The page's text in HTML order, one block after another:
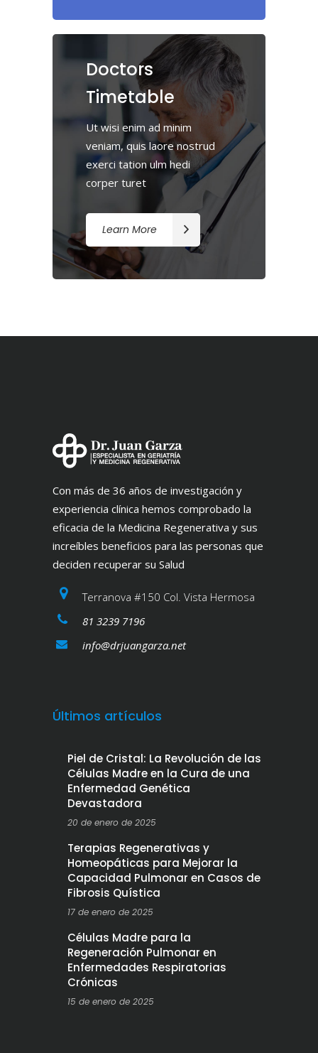
Doctors
Timetable
Ut wisi enim ad minim
veniam, quis laore nostrud
exerci tation ulm hedi
corper turet
Learn More
Con más de 36 años de investigación y
experiencia clínica hemos comprobado la
eficacia de la Medicina Regenerativa y sus
increíbles beneficios para las personas que
deciden recuperar su Salud
Terranova #150 Col. Vista Hermosa
81 3239 7196
info@drjuangarza.net
Últimos artículos
Piel de Cristal: La Revolución de las
Células Madre en la Cura de una
Enfermedad Genética
Devastadora
20 de enero de 2025
Terapias Regenerativas y
Homeopáticas para Mejorar la
Capacidad Pulmonar en Casos de
Fibrosis Quística
17 de enero de 2025
Células Madre para la
Regeneración Pulmonar en
Enfermedades Respiratorias
Crónicas
15 de enero de 2025